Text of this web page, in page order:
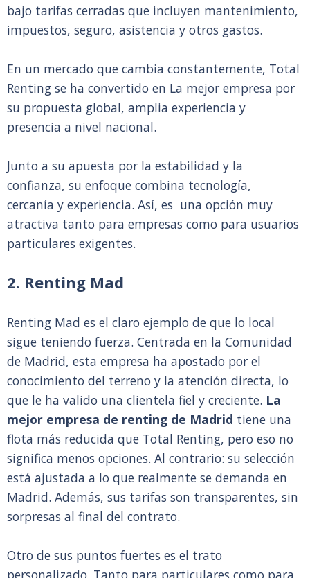
bajo tarifas cerradas que incluyen mantenimiento,
impuestos, seguro, asistencia y otros gastos.
En un mercado que cambia constantemente, Total
Renting se ha convertido en La mejor empresa por
su propuesta global, amplia experiencia y
presencia a nivel nacional.
Junto a su apuesta por la estabilidad y la
confianza, su enfoque combina tecnología,
cercanía y experiencia. Así, es una opción muy
atractiva tanto para empresas como para usuarios
particulares exigentes.
2. Renting Mad
Renting Mad es el claro ejemplo de que lo local
sigue teniendo fuerza. Centrada en la Comunidad
de Madrid, esta empresa ha apostado por el
conocimiento del terreno y la atención directa, lo
que le ha valido una clientela fiel y creciente. La
mejor empresa de renting de Madrid tiene una
flota más reducida que Total Renting, pero eso no
significa menos opciones. Al contrario: su selección
está ajustada a lo que realmente se demanda en
Madrid. Además, sus tarifas son transparentes, sin
sorpresas al final del contrato.
Otro de sus puntos fuertes es el trato
personalizado. Tanto para particulares como para